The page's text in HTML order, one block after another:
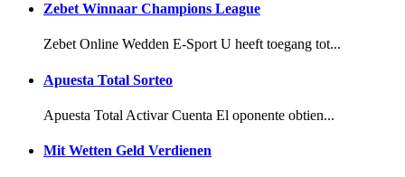
Zebet Winnaar Champions League
Zebet Online Wedden E-Sport U heeft toegang tot...
Apuesta Total Sorteo
Apuesta Total Activar Cuenta El oponente obtien...
Mit Wetten Geld Verdienen